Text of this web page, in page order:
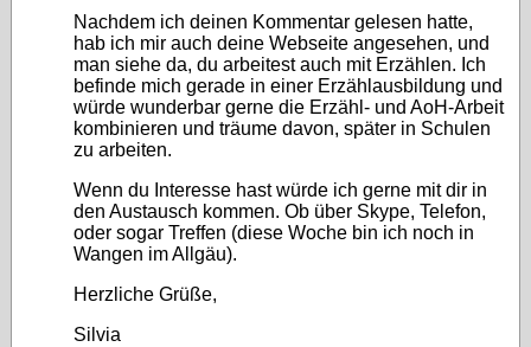
Nachdem ich deinen Kommentar gelesen hatte,
hab ich mir auch deine Webseite angesehen, und
man siehe da, du arbeitest auch mit Erzählen. Ich
befinde mich gerade in einer Erzählausbildung und
würde wunderbar gerne die Erzähl- und AoH-Arbeit
kombinieren und träume davon, später in Schulen
zu arbeiten.
Wenn du Interesse hast würde ich gerne mit dir in
den Austausch kommen. Ob über Skype, Telefon,
oder sogar Treffen (diese Woche bin ich noch in
Wangen im Allgäu).
Herzliche Grüße,
Silvia